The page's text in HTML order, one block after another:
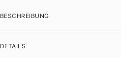
BESCHREIBUNG
DETAILS